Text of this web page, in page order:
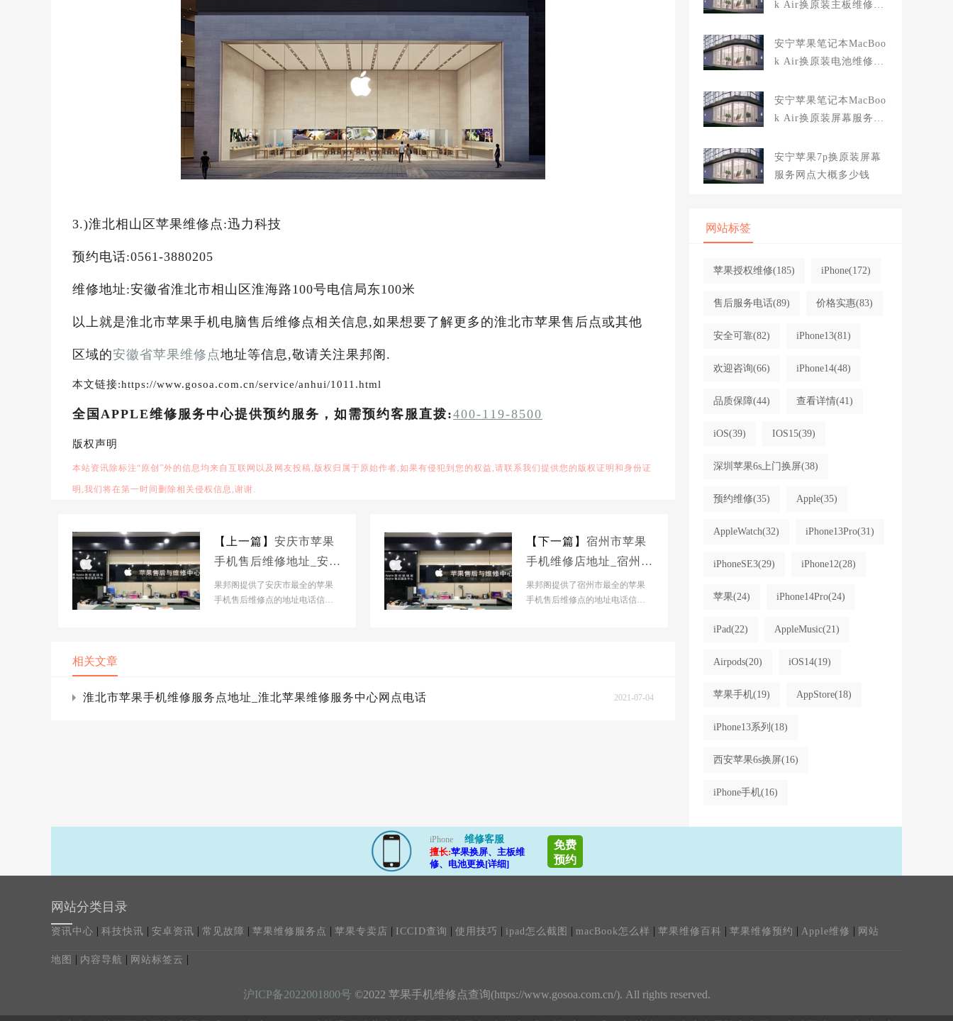
3.)淮北相山区苹果维修点:迅力科技
预约电话:0561-3880205
维修地址:安徽省淮北市相山区淮海路100号电信局东100米
以上就是淮北市苹果手机电脑售后维修点相关信息,如果想要了解更多的淮北市苹果售后点或其他
区域的安徽省苹果维修点地址等信息,敬请关注果邦阁.
本文链接:https://www.gosoa.com.cn/service/anhui/1011.html
全国APPLE维修服务中心提供预约服务，如需预约客服直拨:400-119-8500
版权声明
本站资讯除标注“原创”外的信息均来自互联网以及网友投稿,版权归属于原始作者,如果有侵犯到您的权益,请联系我们提供您的版权证明和身份证
明,我们将在第一时间删除相关侵权信息,谢谢.
【上一篇】 安庆市苹果
手机售后维修地址_安庆
苹果手机授权服务中心
网点电话
果邦阁提供了安庆市最全的苹果
手机售后维修点的地址电话信息,
【下一篇】 宿州市苹果
手机维修店地址_宿州苹
果维修服务中心网点地
址电话
果邦阁提供了宿州市最全的苹果
手机售后维修点的地址电话信息,
相关文章
淮北市苹果手机维修服务点地址_淮北苹果维修服务中心网点电话 2021-07-04
k Air换原装主板维修中
安宁苹果笔记本MacBoo
k Air换原装电池维修店
安宁苹果笔记本MacBoo
k Air换原装屏幕服务网
安宁苹果7p换原装屏幕
服务网点大概多少钱
网站标签
苹果授权维修(185) iPhone(172)
售后服务电话(89) 价格实惠(83)
安全可靠(82) iPhone13(81)
欢迎咨询(66) iPhone14(48)
品质保障(44) 查看详情(41)
iOS(39) IOS15(39)
深圳苹果6s上门换屏(38)
预约维修(35) Apple(35)
AppleWatch(32) iPhone13Pro(31)
iPhoneSE3(29) iPhone12(28)
苹果(24) iPhone14Pro(24)
iPad(22) AppleMusic(21)
Airpods(20) iOS14(19)
苹果手机(19) AppStore(18)
iPhone13系列 (18)
西安苹果6s换屏(16)
iPhone手机(16)
iPhone
维修客服
擅长:苹果换屏、主板维
修、电池更换[详细]
免费
预约
网站分类目录
资讯中心 | 科技快讯 | 安卓资讯 | 常见故障 | 苹果维修服务点 | 苹果专卖店 | ICCID查询 | 使用技巧 | ipad怎么截图 | macBook怎么样 | 苹果维修百科 | 苹果维修预约 | Apple维修 | 网站
地图 | 内容导航 | 网站标签云 |
沪ICP备2022001800号 ©2022 苹果手机维修点查询(https://www.gosoa.com.cn/). All rights reserved.